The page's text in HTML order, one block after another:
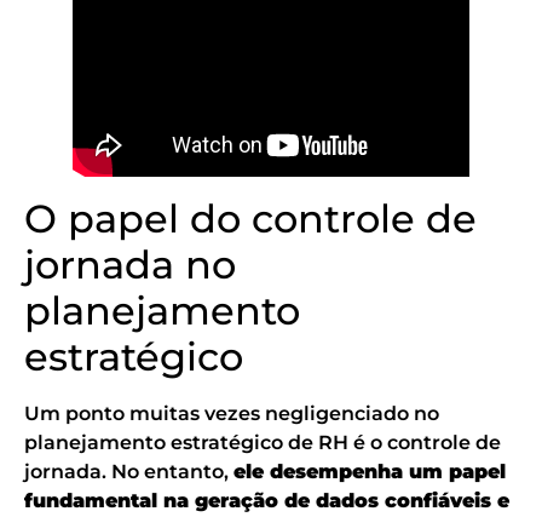
O papel do controle de
jornada no
planejamento
estratégico
Um ponto muitas vezes negligenciado no
planejamento estratégico de RH é o controle de
jornada. No entanto, ele desempenha um papel
fundamental na geração de dados confiáveis e